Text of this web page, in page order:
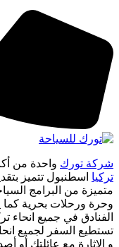
شركة تورك واحدة من
تركيا اسطنبول تتميز
متميزة من البرامج
وحرة ورحلات بحرية
الفنادق في جميع انحاء
تستطيع السفر لجميع
و الاثارة مع عائلتك أو